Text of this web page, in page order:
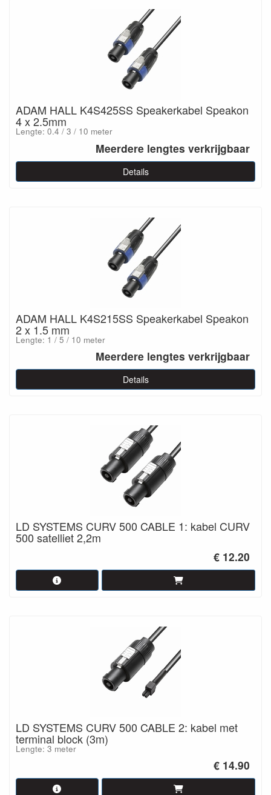
ADAM HALL K4S425SS Speakerkabel Speakon
4 x 2.5mm
Lengte: 0.4 / 3 / 10 meter
Meerdere lengtes verkrijgbaar
Details
ADAM HALL K4S215SS Speakerkabel Speakon
2 x 1.5 mm
Lengte: 1 / 5 / 10 meter
Meerdere lengtes verkrijgbaar
Details
LD SYSTEMS CURV 500 CABLE 1: kabel CURV
500 satelliet 2,2m
€ 12.20
LD SYSTEMS CURV 500 CABLE 2: kabel met
terminal block (3m)
Lengte: 3 meter
€ 14.90